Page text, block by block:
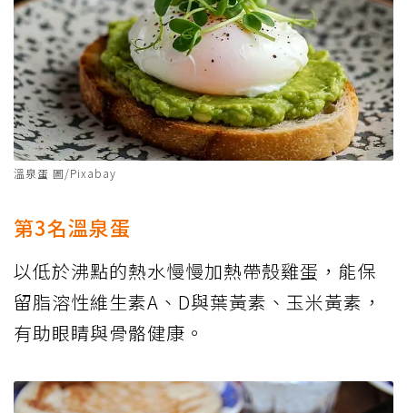
溫泉蛋 圖/Pixabay
第3名溫泉蛋
以低於沸點的熱水慢慢加熱帶殼雞蛋，能保
留脂溶性維生素A、D與葉黃素、玉米黃素，
有助眼睛與骨骼健康。